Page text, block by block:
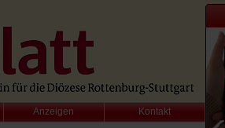
Anzeigen Kontakt